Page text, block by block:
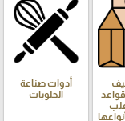
أدوات صناعة
الحلويات